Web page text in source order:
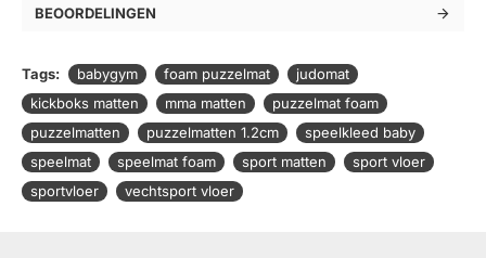
BEOORDELINGEN
Tags: babygym foam puzzelmat
judomat
kickboks matten
mma matten
puzzelmat foam
puzzelmatten
puzzelmatten 1.2cm
speelkleed baby
speelmat
speelmat foam sport matten
sport vloer
sportvloer
vechtsport vloer